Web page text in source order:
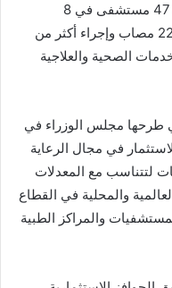
مخطط لمستشفيات الإحالة والمتضمنة 47 مستشفى في 8
محافظات، وتم استقبال ما يزيد عن 2200 مصاب وإجراء أكثر من
الصحية والعلاجية
طرحها مجلس الوزراء في
في مجال الرعاية
لتتناسب مع المعدلات
والمحلية في القطاع
والمراكز الطبية